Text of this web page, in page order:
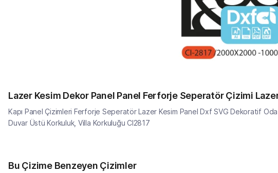
Lazer Kesim Dekor Panel Panel Ferforje Seperatör Çizimi
Kapı Panel Çizimleri Ferforje Seperatör Lazer Kesim Panel Dxf SVG Dekoratif
Duvar Üstü Korkuluk, Villa Korkuluğu CI2817
Bu Çizime Benzeyen Çizimler